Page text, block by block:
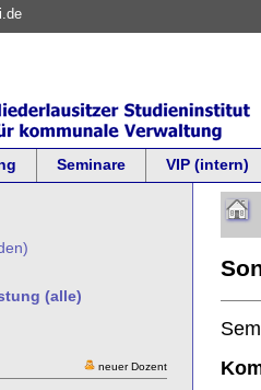
Seminare VIP (intern)
(alle)
neuer Dozent